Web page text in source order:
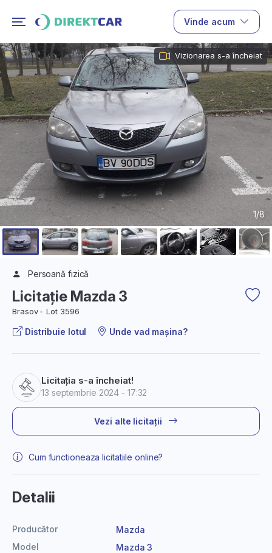
Vinde acum
Licitație Mazda 3
Brasov Lot 3596
1/8
Vizionarea s-a încheiat
Persoană fizică
Distribuie lotul Unde vad mașina?
Licitația s-a încheiat!
13 septembrie 2024 - 17:32
Vezi alte licitații
Cum functioneaza licitatiile online?
Detalii
Producător
Mazda
Model
Mazda 3